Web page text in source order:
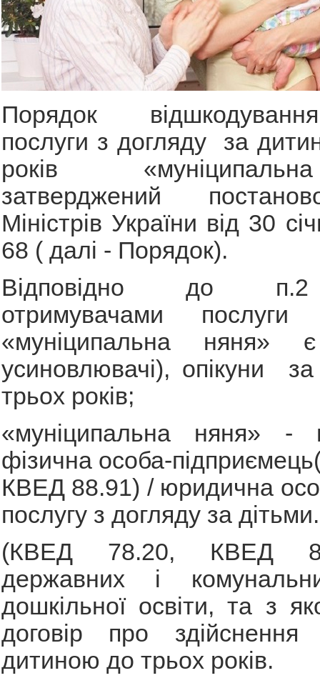
Порядок
послуги з догляду за
років
затверджений
Міністрів України від 30
68 ( далі - Порядок).
Відповідно до
отримувачами
«муніципальна
усиновлювачі), опікуни
трьох років;
«муніципальна няня» -
фізична особа-
КВЕД 88.91) / юридична
послугу з догляду за дітьми.
(КВЕД 78.20, КВЕД
державних і
дошкільної освіти, та з
договір про
дитиною до трьох років.